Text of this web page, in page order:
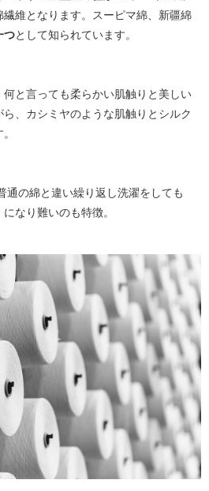
維となります。スーピマ綿、新疆綿
つとして知られています。
と言っても柔らかい肌触りと美しい
、カシミヤのような肌触りとシルク
通の綿と違い繰り返し洗濯をしても
なり難いのも特徴。